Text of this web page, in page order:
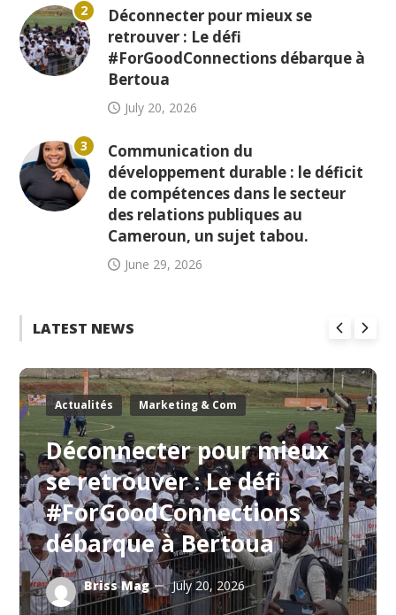
2
Déconnecter pour mieux se
retrouver : Le défi
#ForGoodConnections débarque à
Bertoua
July 20, 2026
3
Communication du
développement durable : le déficit
de compétences dans le secteur
des relations publiques au
Cameroun, un sujet tabou.
June 29, 2026
LATEST NEWS
Déconnecter pour mieux
se retrouver : Le défi
#ForGoodConnections
débarque à Bertoua
Briss Mag July 20, 2026
Actualités Marketing & Com